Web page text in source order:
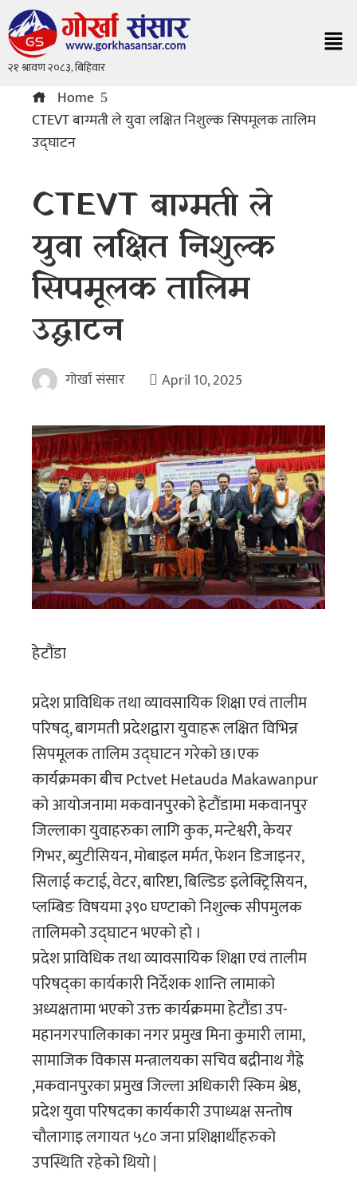
Home
CTEVT बाग्मती ले युवा लक्षित निशुल्क सिपमूलक तालिम
उद्घाटन
CTEVT बाग्मती ले
युवा लक्षित निशुल्क
सिपमूलक तालिम
उद्घाटन
गोर्खा संसार April 10, 2025
हेटौंडा
प्रदेश प्राविधिक तथा व्यावसायिक शिक्षा एवं तालीम
परिषद्, बागमती प्रदेशद्वारा युवाहरू लक्षित विभिन्न
सिपमूलक तालिम उद्घाटन गरेको छ।एक
कार्यक्रमका बीच Pctvet Hetauda Makawanpur
को आयोजनामा मकवानपुरको हेटौंडामा मकवानपुर
जिल्लाका युवाहरुका लागि कुक, मन्टेश्वरी, केयर
गिभर, ब्युटीसियन, मोबाइल मर्मत, फेशन डिजाइनर,
सिलाई कटाई, वेटर, बारिष्टा, बिल्डिङ इलेक्ट्रिसियन,
प्लम्बिङ विषयमा ३९० घण्टाको निशुल्क सीपमुलक
तालिमकोे उद्घाटन भएको हो ।
प्रदेश प्राविधिक तथा व्यावसायिक शिक्षा एवं तालीम
परिषद्का कार्यकारी निर्देशक शान्ति लामाको
अध्यक्षतामा भएको उक्त कार्यक्रममा हेटौंडा उप-
महानगरपालिकाका नगर प्रमुख मिना कुमारी लामा,
सामाजिक विकास मन्त्रालयका सचिव बद्रीनाथ गैह्रे
,मकवानपुरका प्रमुख जिल्ला अधिकारी स्किम श्रेष्ठ,
प्रदेश युवा परिषदका कार्यकारी उपाध्यक्ष सन्तोष
चौलागाइ लगायत ५८० जना प्रशिक्षार्थीहरुको
उपस्थिति रहेको थियो |